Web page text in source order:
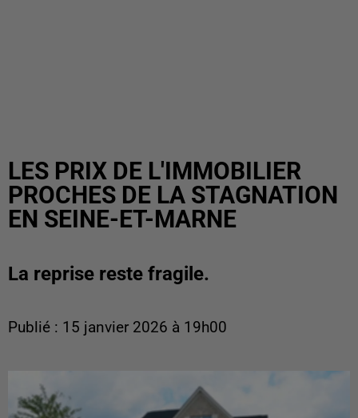
LES PRIX DE L'IMMOBILIER
PROCHES DE LA STAGNATION
EN SEINE-ET-MARNE
La reprise reste fragile.
Publié : 15 janvier 2026 à 19h00